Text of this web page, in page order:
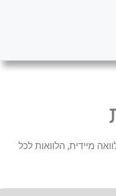
מיידית, הלוואות לכל